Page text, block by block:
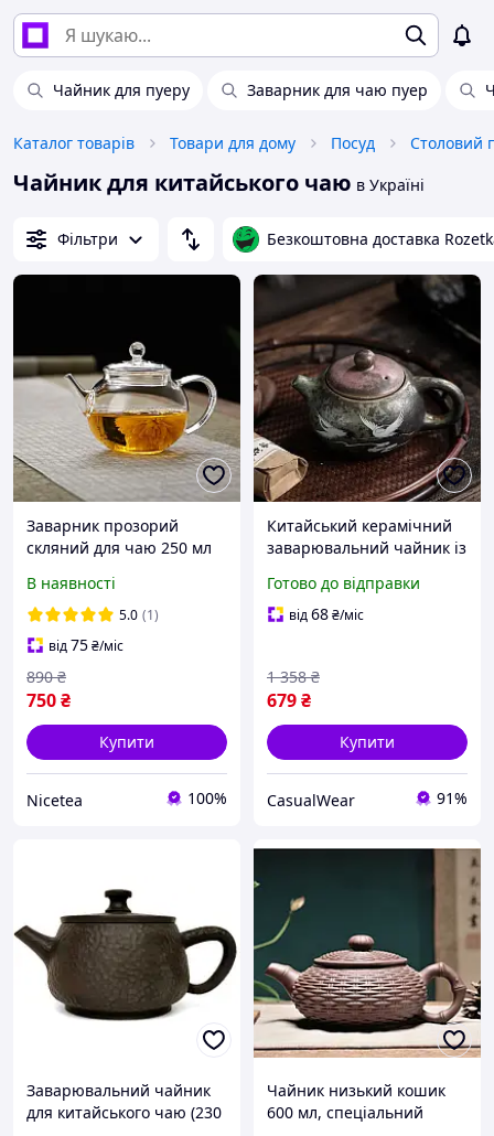
Чайник для пуеру Заварник для чаю пуер
Каталог товарів Товари для дому Посуд Столовий
Чайник для китайського чаю в Україні
Фільтри Безкоштовна доставка
Заварник прозорий
скляний для чаю 250 мл
китайського чаю, чайник
для китайського чаю
В наявності
5.0 (1)
від75₴/міс
750₴
890 ₴
Купити
Nicetea 100%
Китайський керамічний
заварювальний чайник із
глиняний чайник для
китайського чаю
Готово до відправки
від68₴/міс
679₴
1 358 ₴
Купити
CasualWear 91%
Заварювальний чайник
для китайського чаю (230
Чайник низький кошик
600 мл, спеціальний